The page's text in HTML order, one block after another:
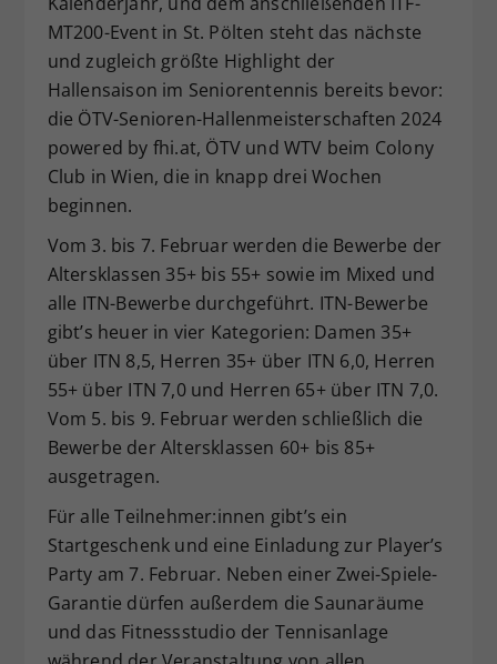
MT200-Event in St. Pölten steht das nächste
und zugleich größte Highlight der
Hallensaison im Seniorentennis bereits bevor:
die ÖTV-Senioren-Hallenmeisterschaften 2024
powered by fhi.at, ÖTV und WTV beim Colony
Club in Wien, die in knapp drei Wochen
beginnen.
Vom 3. bis 7. Februar werden die Bewerbe der
Altersklassen 35+ bis 55+ sowie im Mixed und
alle ITN-Bewerbe durchgeführt. ITN-Bewerbe
gibt’s heuer in vier Kategorien: Damen 35+
über ITN 8,5, Herren 35+ über ITN 6,0, Herren
55+ über ITN 7,0 und Herren 65+ über ITN 7,0.
Vom 5. bis 9. Februar werden schließlich die
Bewerbe der Altersklassen 60+ bis 85+
ausgetragen.
Für alle Teilnehmer:innen gibt’s ein
Startgeschenk und eine Einladung zur Player’s
Party am 7. Februar. Neben einer Zwei-Spiele-
Garantie dürfen außerdem die Saunaräume
und das Fitnessstudio der Tennisanlage
Zweck
Dieser Wert speichert Ihre Consent-
Einstellungen. Unter anderem eine
zufällig generierte ID, für die
historische Speicherung Ihrer
vorgenommen Einstellungen, falls der
Webseiten-Betreiber dies eingestellt
hat.